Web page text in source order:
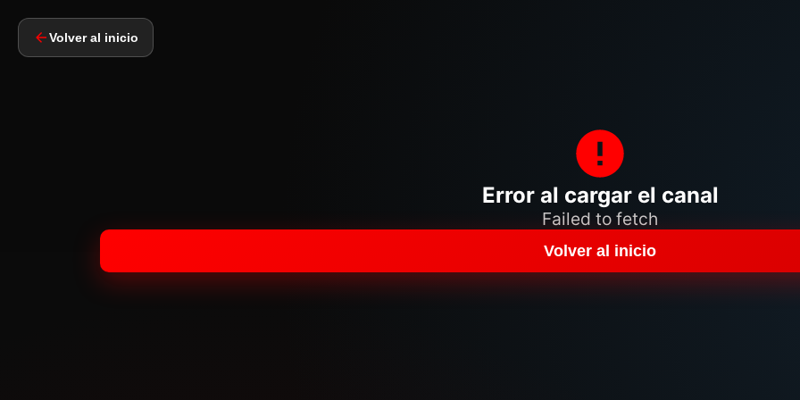
Volver al inicio
Error al cargar el canal
Failed to fetch
Volver al inicio